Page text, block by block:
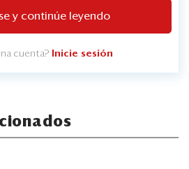
y continúe leyendo
cuenta? Inicie sesión